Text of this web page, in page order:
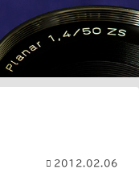
2012.02.06